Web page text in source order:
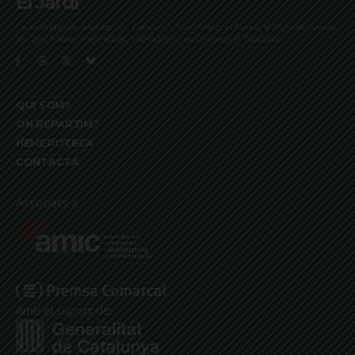
La Bonanova, Monterols, Galvany, Turó Parc, el Farró, el Putxet, Sarrià,
les Tres Torres, Pedralbes, Vallvidrera, les Planes i el Tibidabo
QUI SOM?
ON REPARTIM?
HEMEROTECA
CONTACTA
Associats a:
Amb el suport de: